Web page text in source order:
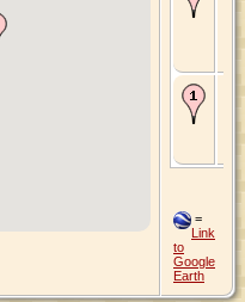
=
Link
to
Google
Earth